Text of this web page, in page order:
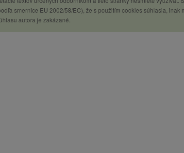
smernice EU 2002/58/EC), že s použitím cookies súhlasia, inak
autora je zakázané.